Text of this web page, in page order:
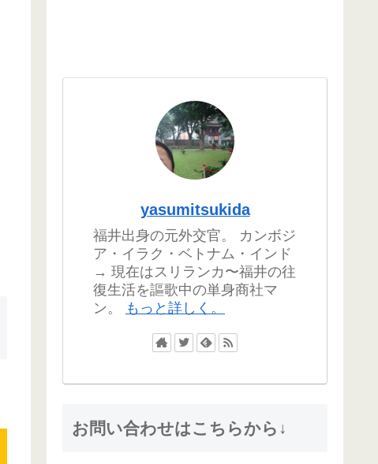
yasumitsukida
福井出身の元外交官。 カンボジ
ア・イラク・ベトナム・インド
→ 現在はスリランカ〜福井の往
復生活を謳歌中の単身商社マ
ン。
もっと詳しく。
お問い合わせはこちらから↓